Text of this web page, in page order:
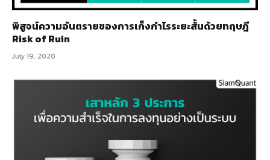
พิสูจน์ความอันตรายของการเก็งกำไรระยะสั้นด้วยทฤษฎี
Risk of Ruin
July 19, 2020